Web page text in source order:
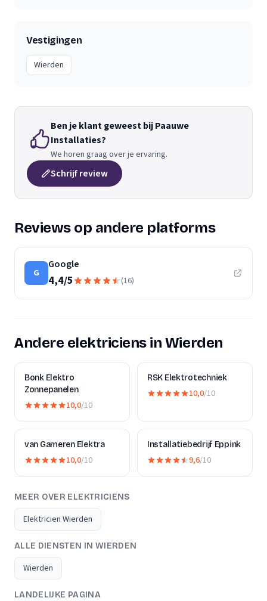
Vestigingen
Wierden
Ben je klant geweest bij Paauwe
Installaties?
We horen graag over je ervaring.
Schrijf review
Reviews op andere platforms
G
Google
4,4/5 (16)
Andere elektriciens in Wierden
Bonk Elektro
Zonnepanelen
10,0/10
RSK Elektrotechniek
10,0/10
van Gameren Elektra
10,0/10
Installatiebedrijf Eppink
9,6/10
MEER OVER ELEKTRICIENS
Elektricien Wierden
ALLE DIENSTEN IN WIERDEN
Wierden
LANDELIJKE PAGINA